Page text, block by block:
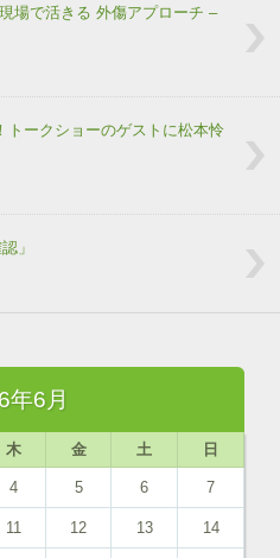
場で活きる 外傷アプローチ –
トークショーのゲストに松本怜
」
年6月
木 金 土 日
4 5 6 7
11 12 13 14